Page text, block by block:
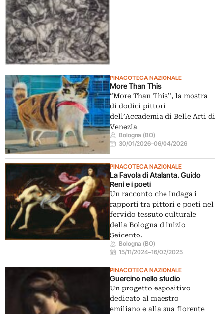
PINACOTECA NAZIONALE
More Than This
“More Than This”, la mostra
di dodici pittori
dell’Accademia di Belle Arti di
Venezia.
Bologna (BO)
30/01/2026–06/04/2026
PINACOTECA NAZIONALE
La Favola di Atalanta. Guido
Reni e i poeti
Un racconto che indaga i
rapporti tra pittori e poeti nel
fervido tessuto culturale
della Bologna d’inizio
Seicento.
Bologna (BO)
15/11/2024–16/02/2025
PINACOTECA NAZIONALE
Guercino nello studio
Un progetto espositivo
dedicato al maestro
emiliano e alla sua fiorente